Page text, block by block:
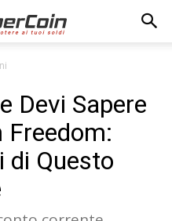
Devi Sapere
di Questo